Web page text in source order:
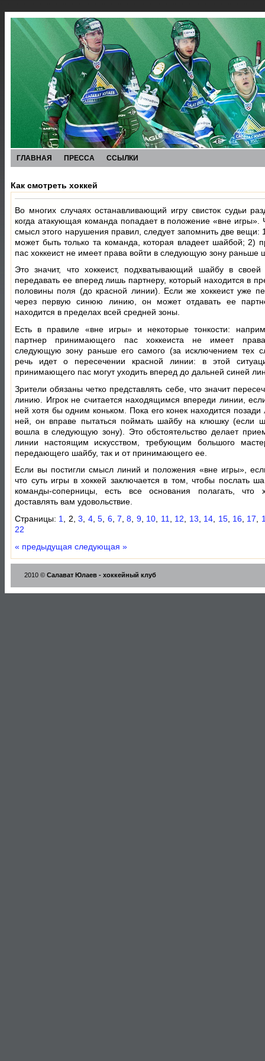
ГЛАВНАЯ ПРЕССА ССЫЛКИ
Как смотреть хоккей
Во многих случаях останавливающий игру свисток судьи
когда атакующая команда попадает в положение «вне игры».
смысл этого нарушения правил, следует запомнить две вещи:
может быть только та команда, которая владеет шайбой; 2)
пас хоккеист не имеет права войти в следующую зону раньше
Это значит, что хоккеист, подхватывающий шайбу в
передавать ее вперед лишь партнеру, который находится в
половины поля (до красной линии). Если же хоккеист уже
через первую синюю линию, он может отдавать ее
находится в пределах всей средней зоны.
Есть в правиле «вне игры» и некоторые тонкости:
партнер принимающего пас хоккеиста не имеет
следующую зону раньше его самого (за исключением тех
речь идет о пересечении красной линии: в этой
принимающего пас могут уходить вперед до дальней синей
Зрители обязаны четко представлять себе, что значит
линию. Игрок не считается находящимся впереди линии,
ней хотя бы одним коньком. Пока его конек находится
ней, он вправе пытаться поймать шайбу на клюшку (если
вошла в следующую зону). Это обстоятельство делает
линии настоящим искусством, требующим большого
передающего шайбу, так и от принимающего ее.
Если вы постигли смысл линий и положения «вне игры»,
что суть игры в хоккей заключается в том, чтобы послать
команды-соперницы, есть все основания полагать, что
доставлять вам удовольствие.
Страницы: 1, 2,3, 4,5, 6,7,8, 9, 10, 11, 12, 13, 14, 15, 16, 17,
22
« предыдущая следующая »
2010 © Салават Юлаев - хоккейный клуб